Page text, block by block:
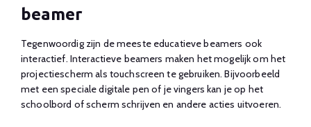
beamer
Tegenwoordig zijn de meeste educatieve beamers ook
interactief. Interactieve beamers maken het mogelijk om het
projectiescherm als touchscreen te gebruiken. Bijvoorbeeld
met een speciale digitale pen of je vingers kan je op het
schoolbord of scherm schrijven en andere acties uitvoeren.